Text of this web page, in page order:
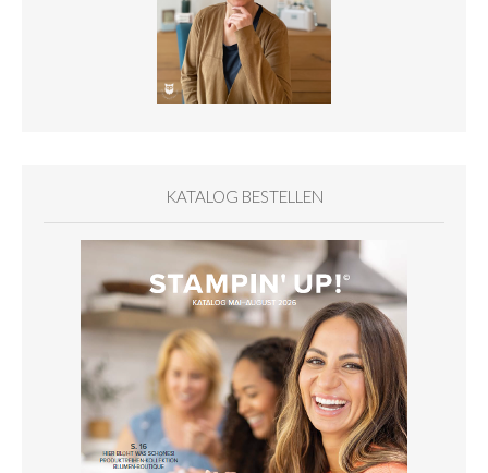
KATALOG BESTELLEN